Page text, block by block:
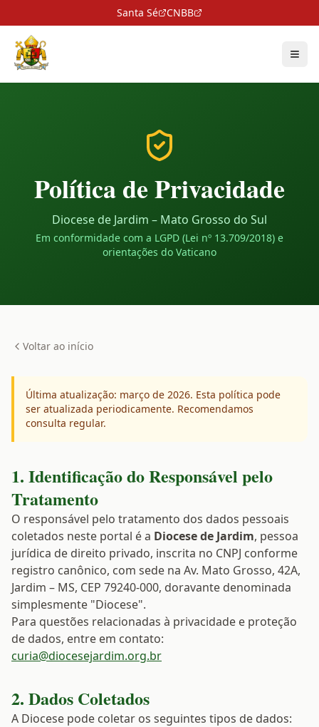
Santa Sé CNBB
Política de Privacidade
Diocese de Jardim – Mato Grosso do Sul
Em conformidade com a LGPD (Lei nº 13.709/2018) e
orientações do Vaticano
Voltar ao início
Última atualização: março de 2026. Esta política pode
ser atualizada periodicamente. Recomendamos
consulta regular.
1. Identificação do Responsável pelo
Tratamento
O responsável pelo tratamento dos dados pessoais
coletados neste portal é a Diocese de Jardim, pessoa
jurídica de direito privado, inscrita no CNPJ conforme
registro canônico, com sede na Av. Mato Grosso, 42A,
Jardim – MS, CEP 79240-000, doravante denominada
simplesmente "Diocese".
Para questões relacionadas à privacidade e proteção
de dados, entre em contato:
curia@diocesejardim.org.br
2. Dados Coletados
A Diocese pode coletar os seguintes tipos de dados: